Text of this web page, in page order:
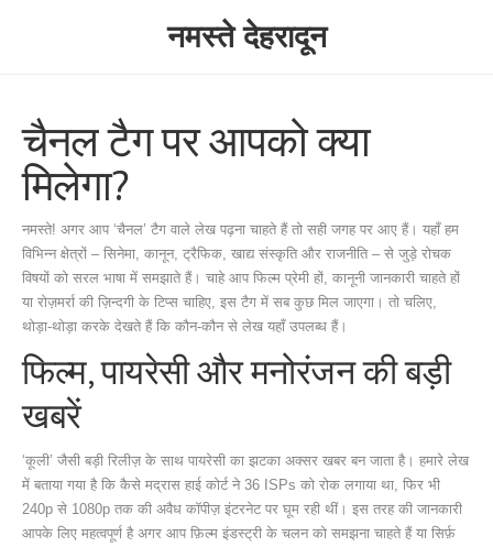
नमस्ते देहरादून
चैनल टैग पर आपको क्या
मिलेगा?
नमस्ते! अगर आप ‘चैनल’ टैग वाले लेख पढ़ना चाहते हैं तो सही जगह पर आए हैं। यहाँ हम
विभिन्न क्षेत्रों – सिनेमा, कानून, ट्रैफिक, खाद्य संस्कृति और राजनीति – से जुड़े रोचक
विषयों को सरल भाषा में समझाते हैं। चाहे आप फिल्म प्रेमी हों, कानूनी जानकारी चाहते हों
या रोज़मर्रा की ज़िन्दगी के टिप्स चाहिए, इस टैग में सब कुछ मिल जाएगा। तो चलिए,
थोड़ा‑थोड़ा करके देखते हैं कि कौन‑कौन से लेख यहाँ उपलब्ध हैं।
फिल्म, पायरेसी और मनोरंजन की बड़ी
खबरें
‘कूली’ जैसी बड़ी रिलीज़ के साथ पायरेसी का झटका अक्सर खबर बन जाता है। हमारे लेख
में बताया गया है कि कैसे मद्रास हाई कोर्ट ने 36 ISPs को रोक लगाया था, फिर भी
240p से 1080p तक की अवैध कॉपीज़ इंटरनेट पर घूम रही थीं। इस तरह की जानकारी
आपके लिए महत्वपूर्ण है अगर आप फ़िल्म इंडस्ट्री के चलन को समझना चाहते हैं या सिर्फ़